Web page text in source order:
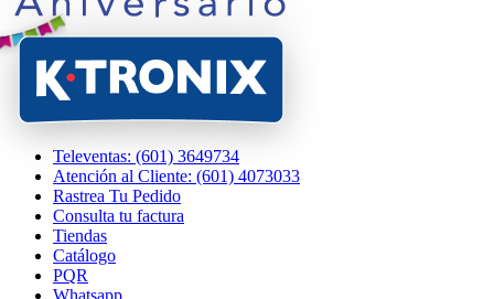
Televentas: (601) 3649734
Atención al Cliente: (601) 4073033
Rastrea Tu Pedido
Consulta tu factura
Tiendas
Catálogo
PQR
Whatsapp